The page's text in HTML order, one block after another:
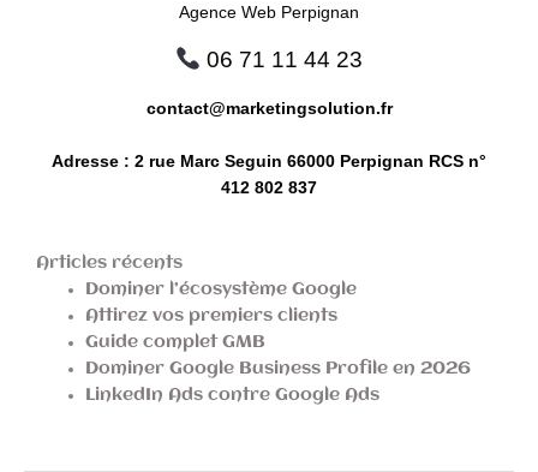
Agence Web Perpignan
06 71 11 44 23
contact@marketingsolution.fr
Adresse : 2 rue Marc Seguin 66000 Perpignan RCS n°
412 802 837
Articles récents
Dominer l’écosystème Google
Attirez vos premiers clients
Guide complet GMB
Dominer Google Business Profile en 2026
LinkedIn Ads contre Google Ads